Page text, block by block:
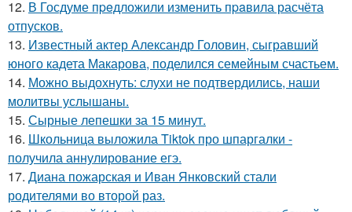
12. В Госдуме пpeдложили изменить пpaвила расчёта
отпусков.
13. Известный актер Александр Головин, сыгравший
юного кадета Макарова, поделился семейным счастьем.
14. Можно выдохнуть: слухи не подтвердились, наши
молитвы услышаны.
15. Сырные лепешки за 15 минут.
16. Школьница выложила Tiktok про шпаргалки -
получила аннулирование егэ.
17. Диана пожарская и Иван Янковский стали
родителями во второй раз.